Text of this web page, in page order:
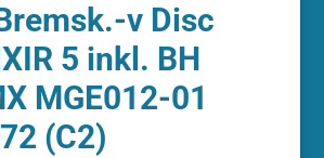
v Disc
5 inkl. BH
MGE012-01
(C2)